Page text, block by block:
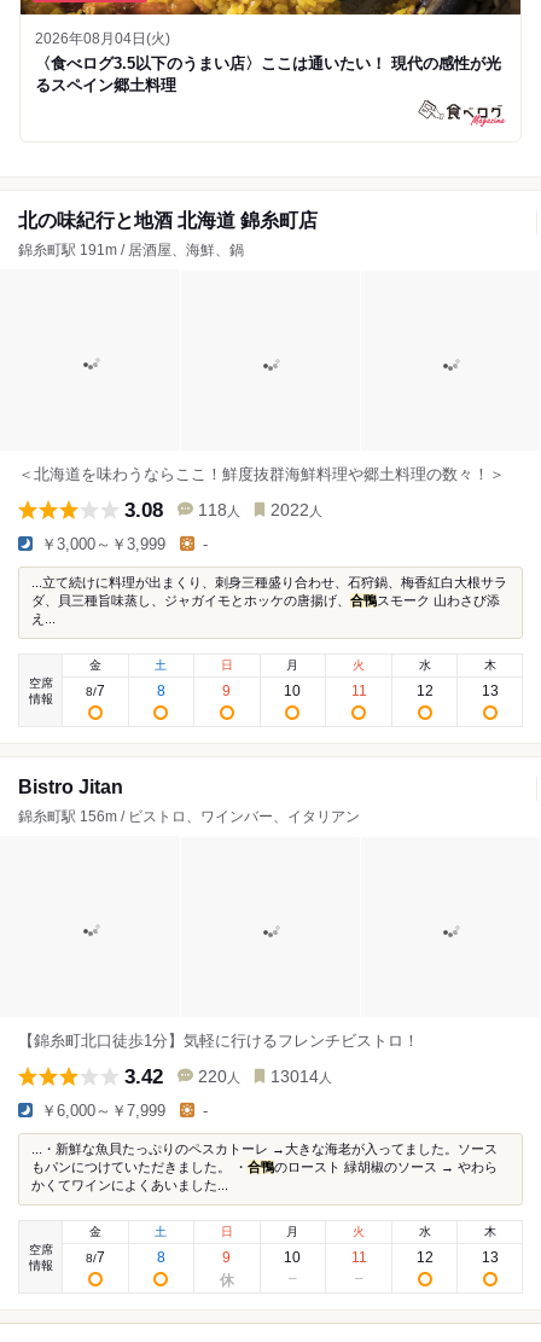
2026年08月04日(火)
〈食べログ3.5以下のうまい店〉ここは通いたい！ 現代の感性が光
るスペイン郷土料理
北の味紀行と地酒 北海道 錦糸町店
錦糸町駅 191m / 居酒屋、海鮮、鍋
＜北海道を味わうならここ！鮮度抜群海鮮料理や郷土料理の数々！＞
3.08 118 人 2022 人
￥3,000～￥3,999 -
...立て続けに料理が出まくり、刺身三種盛り合わせ、石狩鍋、梅香紅白大根サラ
ダ、貝三種旨味蒸し、ジャガイモとホッケの唐揚げ、 合鴨スモーク 山わさび添
え...
空席
情報
金
8/7
土
8
日
9
月
10
火
11
水
12
木
13
Bistro Jitan
錦糸町駅 156m / ビストロ、ワインバー、イタリアン
【錦糸町北口徒歩1分】気軽に行けるフレンチビストロ！
3.42 220 人 13014 人
￥6,000～￥7,999 -
...・新鮮な魚貝たっぷりのペスカトーレ →大きな海老が入ってました。ソース
もパンにつけていただきました。 ・ 合鴨のロースト 緑胡椒のソース → やわら
かくてワインによくあいました...
空席
情報
金
8/7
土
8
日
9
月
10
火
11
水
12
木
13